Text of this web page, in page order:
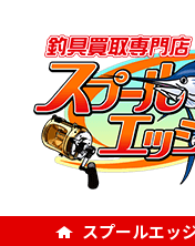
スプールエッ
ずにごめんなさい・